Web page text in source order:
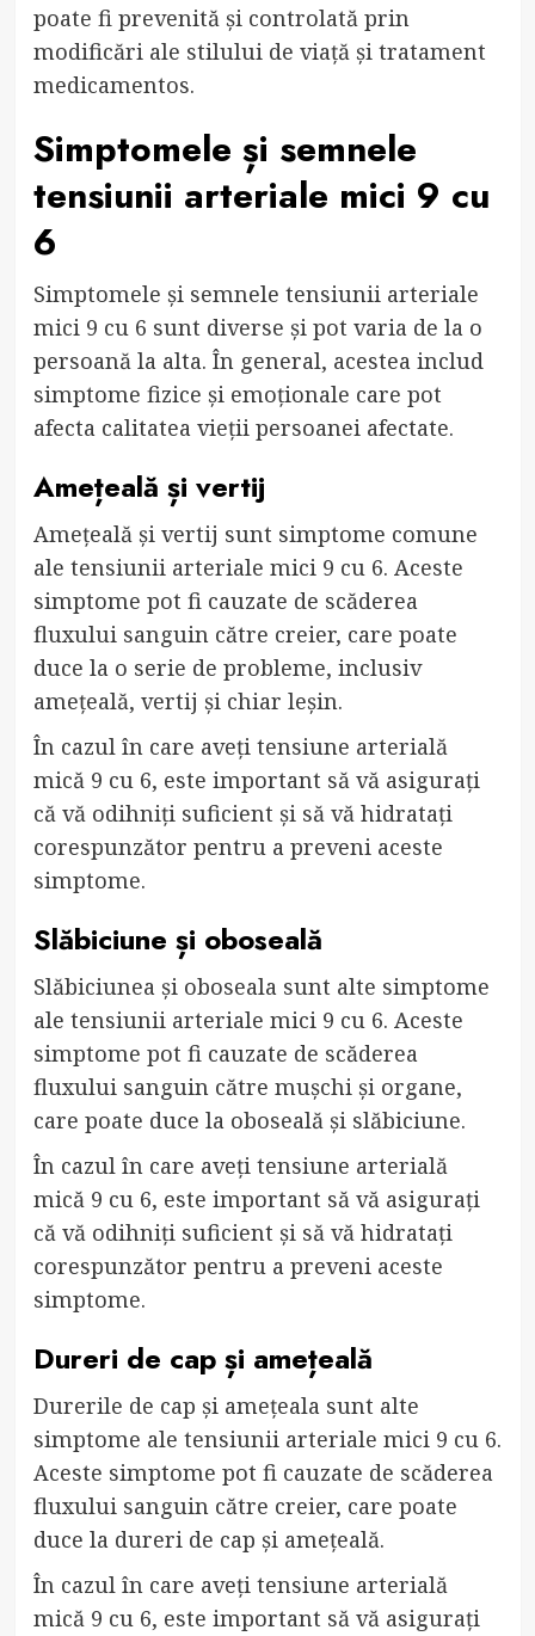
poate fi prevenită și controlată prin
modificări ale stilului de viață și tratament
medicamentos.
Simptomele și semnele
tensiunii arteriale mici 9 cu
6
Simptomele și semnele tensiunii arteriale
mici 9 cu 6 sunt diverse și pot varia de la o
persoană la alta. În general, acestea includ
simptome fizice și emoționale care pot
afecta calitatea vieții persoanei afectate.
Amețeală și vertij
Amețeală și vertij sunt simptome comune
ale tensiunii arteriale mici 9 cu 6. Aceste
simptome pot fi cauzate de scăderea
fluxului sanguin către creier, care poate
duce la o serie de probleme, inclusiv
amețeală, vertij și chiar leșin.
În cazul în care aveți tensiune arterială
mică 9 cu 6, este important să vă asigurați
că vă odihniți suficient și să vă hidratați
corespunzător pentru a preveni aceste
simptome.
Slăbiciune și oboseală
Slăbiciunea și oboseala sunt alte simptome
ale tensiunii arteriale mici 9 cu 6. Aceste
simptome pot fi cauzate de scăderea
fluxului sanguin către mușchi și organe,
care poate duce la oboseală și slăbiciune.
În cazul în care aveți tensiune arterială
mică 9 cu 6, este important să vă asigurați
că vă odihniți suficient și să vă hidratați
corespunzător pentru a preveni aceste
simptome.
Dureri de cap și amețeală
Durerile de cap și amețeala sunt alte
simptome ale tensiunii arteriale mici 9 cu 6.
Aceste simptome pot fi cauzate de scăderea
fluxului sanguin către creier, care poate
duce la dureri de cap și amețeală.
În cazul în care aveți tensiune arterială
mică 9 cu 6, este important să vă asigurați